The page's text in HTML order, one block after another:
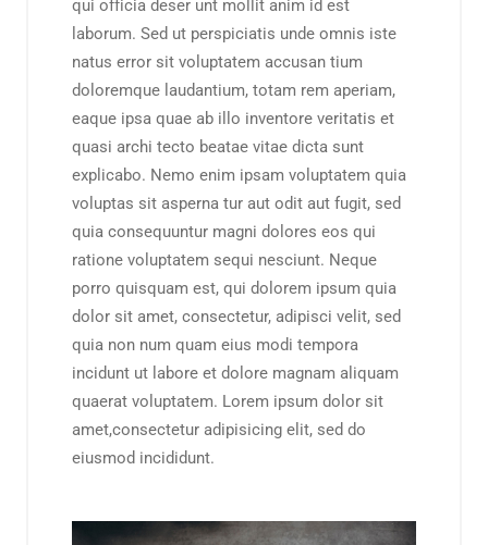
qui officia deser unt mollit anim id est
laborum. Sed ut perspiciatis unde omnis iste
natus error sit voluptatem accusan tium
doloremque laudantium, totam rem aperiam,
eaque ipsa quae ab illo inventore veritatis et
quasi archi tecto beatae vitae dicta sunt
explicabo. Nemo enim ipsam voluptatem quia
voluptas sit asperna tur aut odit aut fugit, sed
quia consequuntur magni dolores eos qui
ratione voluptatem sequi nesciunt. Neque
porro quisquam est, qui dolorem ipsum quia
dolor sit amet, consectetur, adipisci velit, sed
quia non num quam eius modi tempora
incidunt ut labore et dolore magnam aliquam
quaerat voluptatem. Lorem ipsum dolor sit
amet,consectetur adipisicing elit, sed do
eiusmod incididunt.